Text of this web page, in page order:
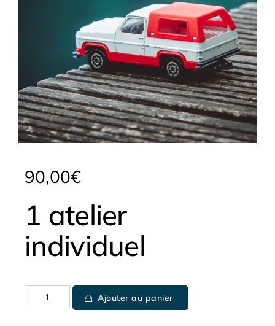
90,00€
1 atelier
individuel
Ajouter au panier